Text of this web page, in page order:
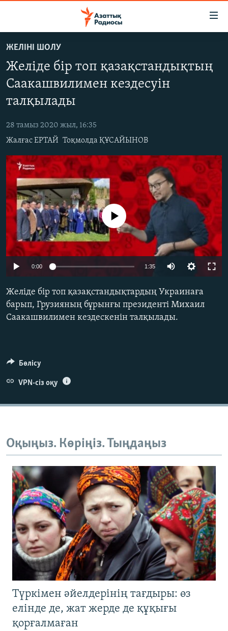
to
main
content
Navigation
Skip
to
Search
САЯСАТ
AZATTYQTV
ҚАҢТАР ОҚИҒАСЫ
АДАМ ҚҰҚЫҚТАРЫ
ӘЛЕУМЕТ
ӘЛЕМ
АРНАЙЫ ЖОБАЛАР
Русский
ЖАЗЫЛЫҢЫЗ
Басқа тілдерде
ЖЕЛІНІ ШОЛУ
Желіде бір топ қазақстандықтың
Саакашвилимен кездесуін
талқылады
28 тамыз 2020 жыл, 16:35
Жалғас ЕРТАЙ Тоқмолда ҚҰСАЙЫНОВ
240p 480p
No media source currently available
0:00 1:35
480p
Желіде бір топ қазақстандықтардың Украинаға
барып, Грузияның бұрынғы президенті Михаил
Саакашвилимен кездескенін талқылады.
Бөлісу
VPN-сіз оқу
Оқыңыз. Көріңіз. Тыңдаңыз
Түркімен әйелдерінің тағдыры: өз
елінде де, жат жерде де құқығы
қорғалмаған